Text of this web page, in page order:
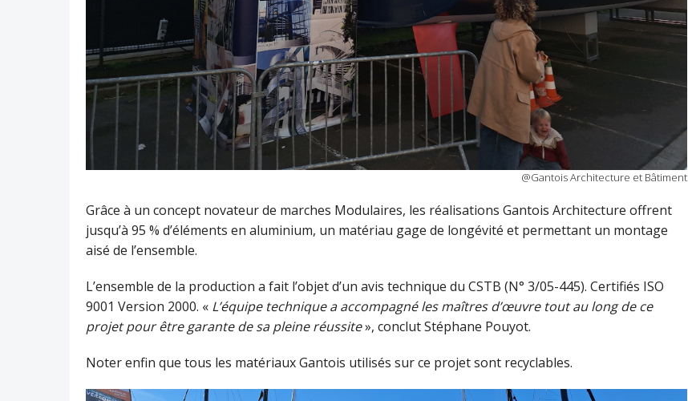
@Gantois Architecture et Bâtiment
Grâce à un concept novateur de marches Modulaires, les réalisations Gantois Architecture offrent
jusqu’à 95 % d’éléments en aluminium, un matériau gage de longévité et permettant un montage
aisé de l’ensemble.
L’ensemble de la production a fait l’objet d’un avis technique du CSTB (N° 3/05-445). Certifiés ISO
9001 Version 2000. « L’équipe technique a accompagné les maîtres d’œuvre tout au long de ce
projet pour être garante de sa pleine réussite», conclut Stéphane Pouyot.
Noter enfin que tous les matériaux Gantois utilisés sur ce projet sont recyclables.